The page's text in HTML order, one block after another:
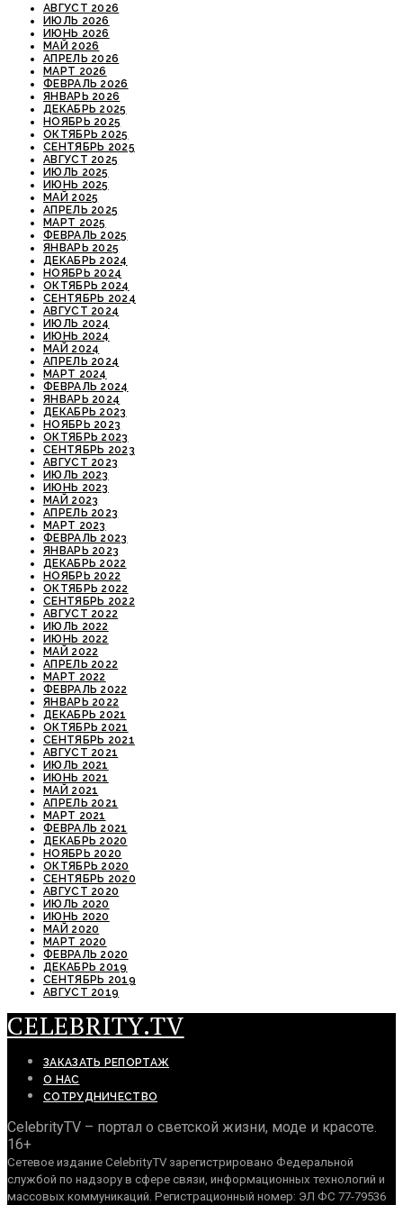
АВГУСТ 2026
ИЮЛЬ 2026
ИЮНЬ 2026
МАЙ 2026
АПРЕЛЬ 2026
МАРТ 2026
ФЕВРАЛЬ 2026
ЯНВАРЬ 2026
ДЕКАБРЬ 2025
НОЯБРЬ 2025
ОКТЯБРЬ 2025
СЕНТЯБРЬ 2025
АВГУСТ 2025
ИЮЛЬ 2025
ИЮНЬ 2025
МАЙ 2025
АПРЕЛЬ 2025
МАРТ 2025
ФЕВРАЛЬ 2025
ЯНВАРЬ 2025
ДЕКАБРЬ 2024
НОЯБРЬ 2024
ОКТЯБРЬ 2024
СЕНТЯБРЬ 2024
АВГУСТ 2024
ИЮЛЬ 2024
ИЮНЬ 2024
МАЙ 2024
АПРЕЛЬ 2024
МАРТ 2024
ФЕВРАЛЬ 2024
ЯНВАРЬ 2024
ДЕКАБРЬ 2023
НОЯБРЬ 2023
ОКТЯБРЬ 2023
СЕНТЯБРЬ 2023
АВГУСТ 2023
ИЮЛЬ 2023
ИЮНЬ 2023
МАЙ 2023
АПРЕЛЬ 2023
МАРТ 2023
ФЕВРАЛЬ 2023
ЯНВАРЬ 2023
ДЕКАБРЬ 2022
НОЯБРЬ 2022
ОКТЯБРЬ 2022
СЕНТЯБРЬ 2022
АВГУСТ 2022
ИЮЛЬ 2022
ИЮНЬ 2022
МАЙ 2022
АПРЕЛЬ 2022
МАРТ 2022
ФЕВРАЛЬ 2022
ЯНВАРЬ 2022
ДЕКАБРЬ 2021
ОКТЯБРЬ 2021
СЕНТЯБРЬ 2021
АВГУСТ 2021
ИЮЛЬ 2021
ИЮНЬ 2021
МАЙ 2021
АПРЕЛЬ 2021
МАРТ 2021
ФЕВРАЛЬ 2021
ДЕКАБРЬ 2020
НОЯБРЬ 2020
ОКТЯБРЬ 2020
СЕНТЯБРЬ 2020
АВГУСТ 2020
ИЮЛЬ 2020
ИЮНЬ 2020
МАЙ 2020
МАРТ 2020
ФЕВРАЛЬ 2020
ДЕКАБРЬ 2019
СЕНТЯБРЬ 2019
АВГУСТ 2019
CELEBRITY.TV
ЗАКАЗАТЬ РЕПОРТАЖ
О НАС
СОТРУДНИЧЕСТВО
CelebrityTV – портал о светской жизни, моде и красоте.
16+
Сетевое издание CelebrityTV зарегистрировано Федеральной
службой по надзору в сфере связи, информационных технологий и
массовых коммуникаций. Регистрационный номер: ЭЛ ФС 77-79536